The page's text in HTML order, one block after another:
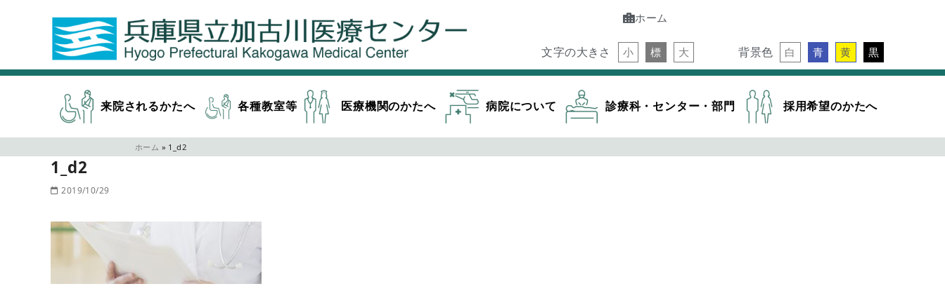
ホーム
文字の大きさ 小 標 大 背景色 白 青 黄 黒
来院されるかたへ 各種教室等 医療機関のかたへ 病院について 診療科・センター・部門 採用希望のかたへ
ホーム » 1_d2
1_d2
2019/10/29